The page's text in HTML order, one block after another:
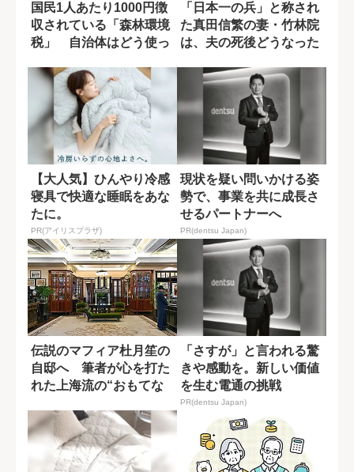
国民1人あたり1000円徴
収されている「森林環境
税」 自治体はどう使っ
「日本一の兵」と称され
た真田信繁の妻・竹林院
は、夫の死後どうなった
【大人気】ひんやり冷感
寝具で快適な睡眠をあな
たに。
PR(アイリスプラザ)
現状を疑い問いかける姿
勢で、事業を共に成長さ
せるパートナーへ
PR(dentsu Japan)
伝説のマフィア杜月笙の
自邸へ 筆者が心を打た
れた上海流の“おもてな
「さすが」と言われる驚
きや感動を。新しい価値
を生む電通の挑戦
PR(dentsu Japan)